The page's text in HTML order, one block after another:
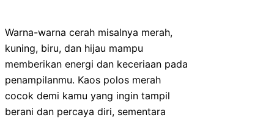
Warna-warna cerah misalnya merah,
kuning, biru, dan hijau mampu
memberikan energi dan keceriaan pada
penampilanmu. Kaos polos merah
cocok demi kamu yang ingin tampil
berani dan percaya diri, sementara